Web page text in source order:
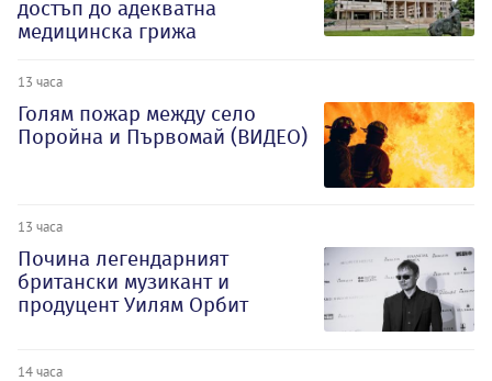
достъп до адекватна
медицинска грижа
13 часа
Голям пожар между село
Поройна и Първомай (ВИДЕО)
13 часа
Почина легендарният
британски музикант и
продуцент Уилям Орбит
14 часа